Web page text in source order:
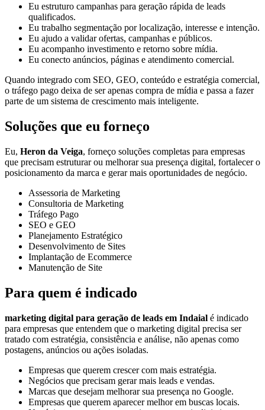
Eu estruturo campanhas para geração rápida de leads
qualificados.
Eu trabalho segmentação por localização, interesse e intenção.
Eu ajudo a validar ofertas, campanhas e públicos.
Eu acompanho investimento e retorno sobre mídia.
Eu conecto anúncios, páginas e atendimento comercial.
Quando integrado com SEO, GEO, conteúdo e estratégia comercial,
o tráfego pago deixa de ser apenas compra de mídia e passa a fazer
parte de um sistema de crescimento mais inteligente.
Soluções que eu forneço
Eu, Heron da Veiga, forneço soluções completas para empresas
que precisam estruturar ou melhorar sua presença digital, fortalecer o
posicionamento da marca e gerar mais oportunidades de negócio.
Assessoria de Marketing
Consultoria de Marketing
Tráfego Pago
SEO e GEO
Planejamento Estratégico
Desenvolvimento de Sites
Implantação de Ecommerce
Manutenção de Site
Para quem é indicado
marketing digital para geração de leads em Indaial é indicado
para empresas que entendem que o marketing digital precisa ser
tratado com estratégia, consistência e análise, não apenas como
postagens, anúncios ou ações isoladas.
Empresas que querem crescer com mais estratégia.
Negócios que precisam gerar mais leads e vendas.
Marcas que desejam melhorar sua presença no Google.
Empresas que querem aparecer melhor em buscas locais.